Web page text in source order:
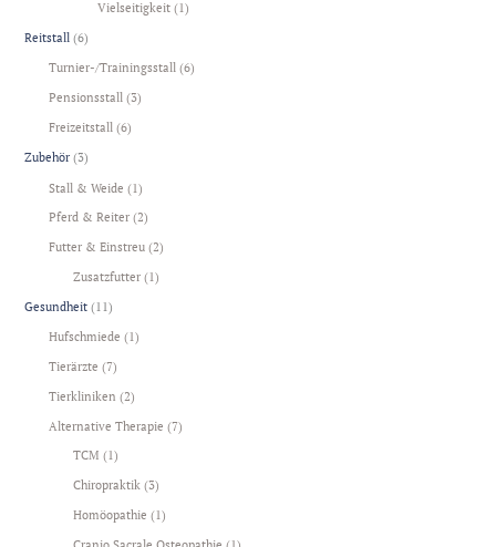
Vielseitigkeit(1)
Reitstall (6)
Turnier-/Trainingsstall (6)
Pensionsstall (3)
Freizeitstall (6)
Zubehör (3)
Stall & Weide (1)
Pferd & Reiter (2)
Futter & Einstreu (2)
Zusatzfutter (1)
Gesundheit (11)
Hufschmiede (1)
Tierärzte (7)
Tierkliniken (2)
Alternative Therapie (7)
TCM (1)
Chiropraktik (3)
Homöopathie (1)